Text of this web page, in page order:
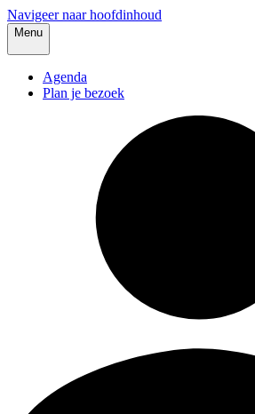
Navigeer naar hoofdinhoud
Menu
Agenda
Plan je bezoek